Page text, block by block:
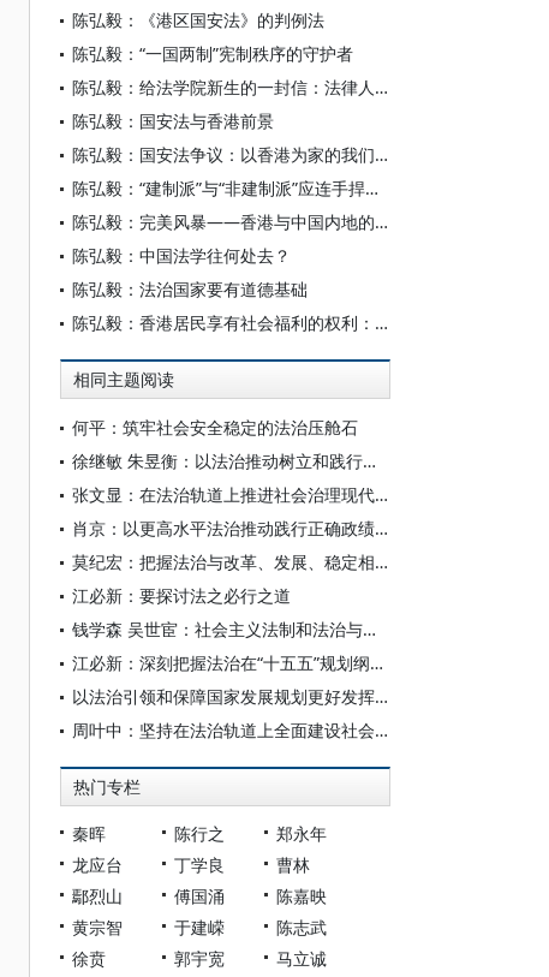
陈弘毅：《港区国安法》的判例法
陈弘毅：“一国两制”宪制秩序的守护者
陈弘毅：给法学院新生的一封信：法律人不应只满足于成为法律的技师
陈弘毅：国安法与香港前景
陈弘毅：国安法争议：以香港为家的我们的心声
陈弘毅：“建制派”与“非建制派”应连手捍卫香港的核心价值
陈弘毅：完美风暴——香港与中国内地的引渡法案如何被终止
陈弘毅：中国法学往何处去？
陈弘毅：法治国家要有道德基础
陈弘毅：香港居民享有社会福利的权利：“综援案”的法律观点
相同主题阅读
何平：筑牢社会安全稳定的法治压舱石
徐继敏 朱昱衡：以法治推动树立和践行正确政绩观
张文显：在法治轨道上推进社会治理现代化——《法律与社会治理》 卷首语 （代）
肖京：以更高水平法治推动践行正确政绩观
莫纪宏：把握法治与改革、发展、稳定相协同的内在逻辑
江必新：要探讨法之必行之道
钱学森 吴世宦：社会主义法制和法治与现代科学技术
江必新：深刻把握法治在“十五五”规划纲要中的战略定位
以法治引领和保障国家发展规划更好发挥战略导向作用
周叶中：坚持在法治轨道上全面建设社会主义现代化国家
热门专栏
秦晖 陈行之
郑永年
龙应台
丁学良
曹林
鄢烈山
傅国涌
陈嘉映
黄宗智
于建嵘
陈志武
徐贲
郭宇宽
马立诚